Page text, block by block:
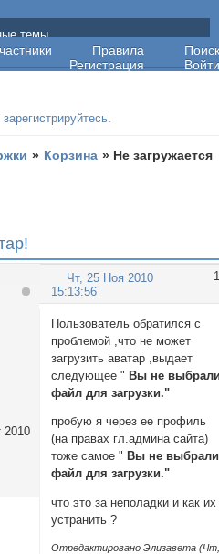
поддержки
Правила
Поиск
Регистрация
Войти
темы
зарегистрируйтесь.
» Корзина » Не загружается
1
Чт, 25 Ноя 2010
15:13:56
2010
Пользователь обратился с
проблемой ,что не может
загрузить аватар ,выдает
следующее "Вы не
файл для загрузки."
пробую я через ее профиль
(на правах гл.админа сайта)
тоже самое " Вы не выбрали
файл для загрузки."
что это за неполадки и как их
устранить ?
Отредактировано Элизавета